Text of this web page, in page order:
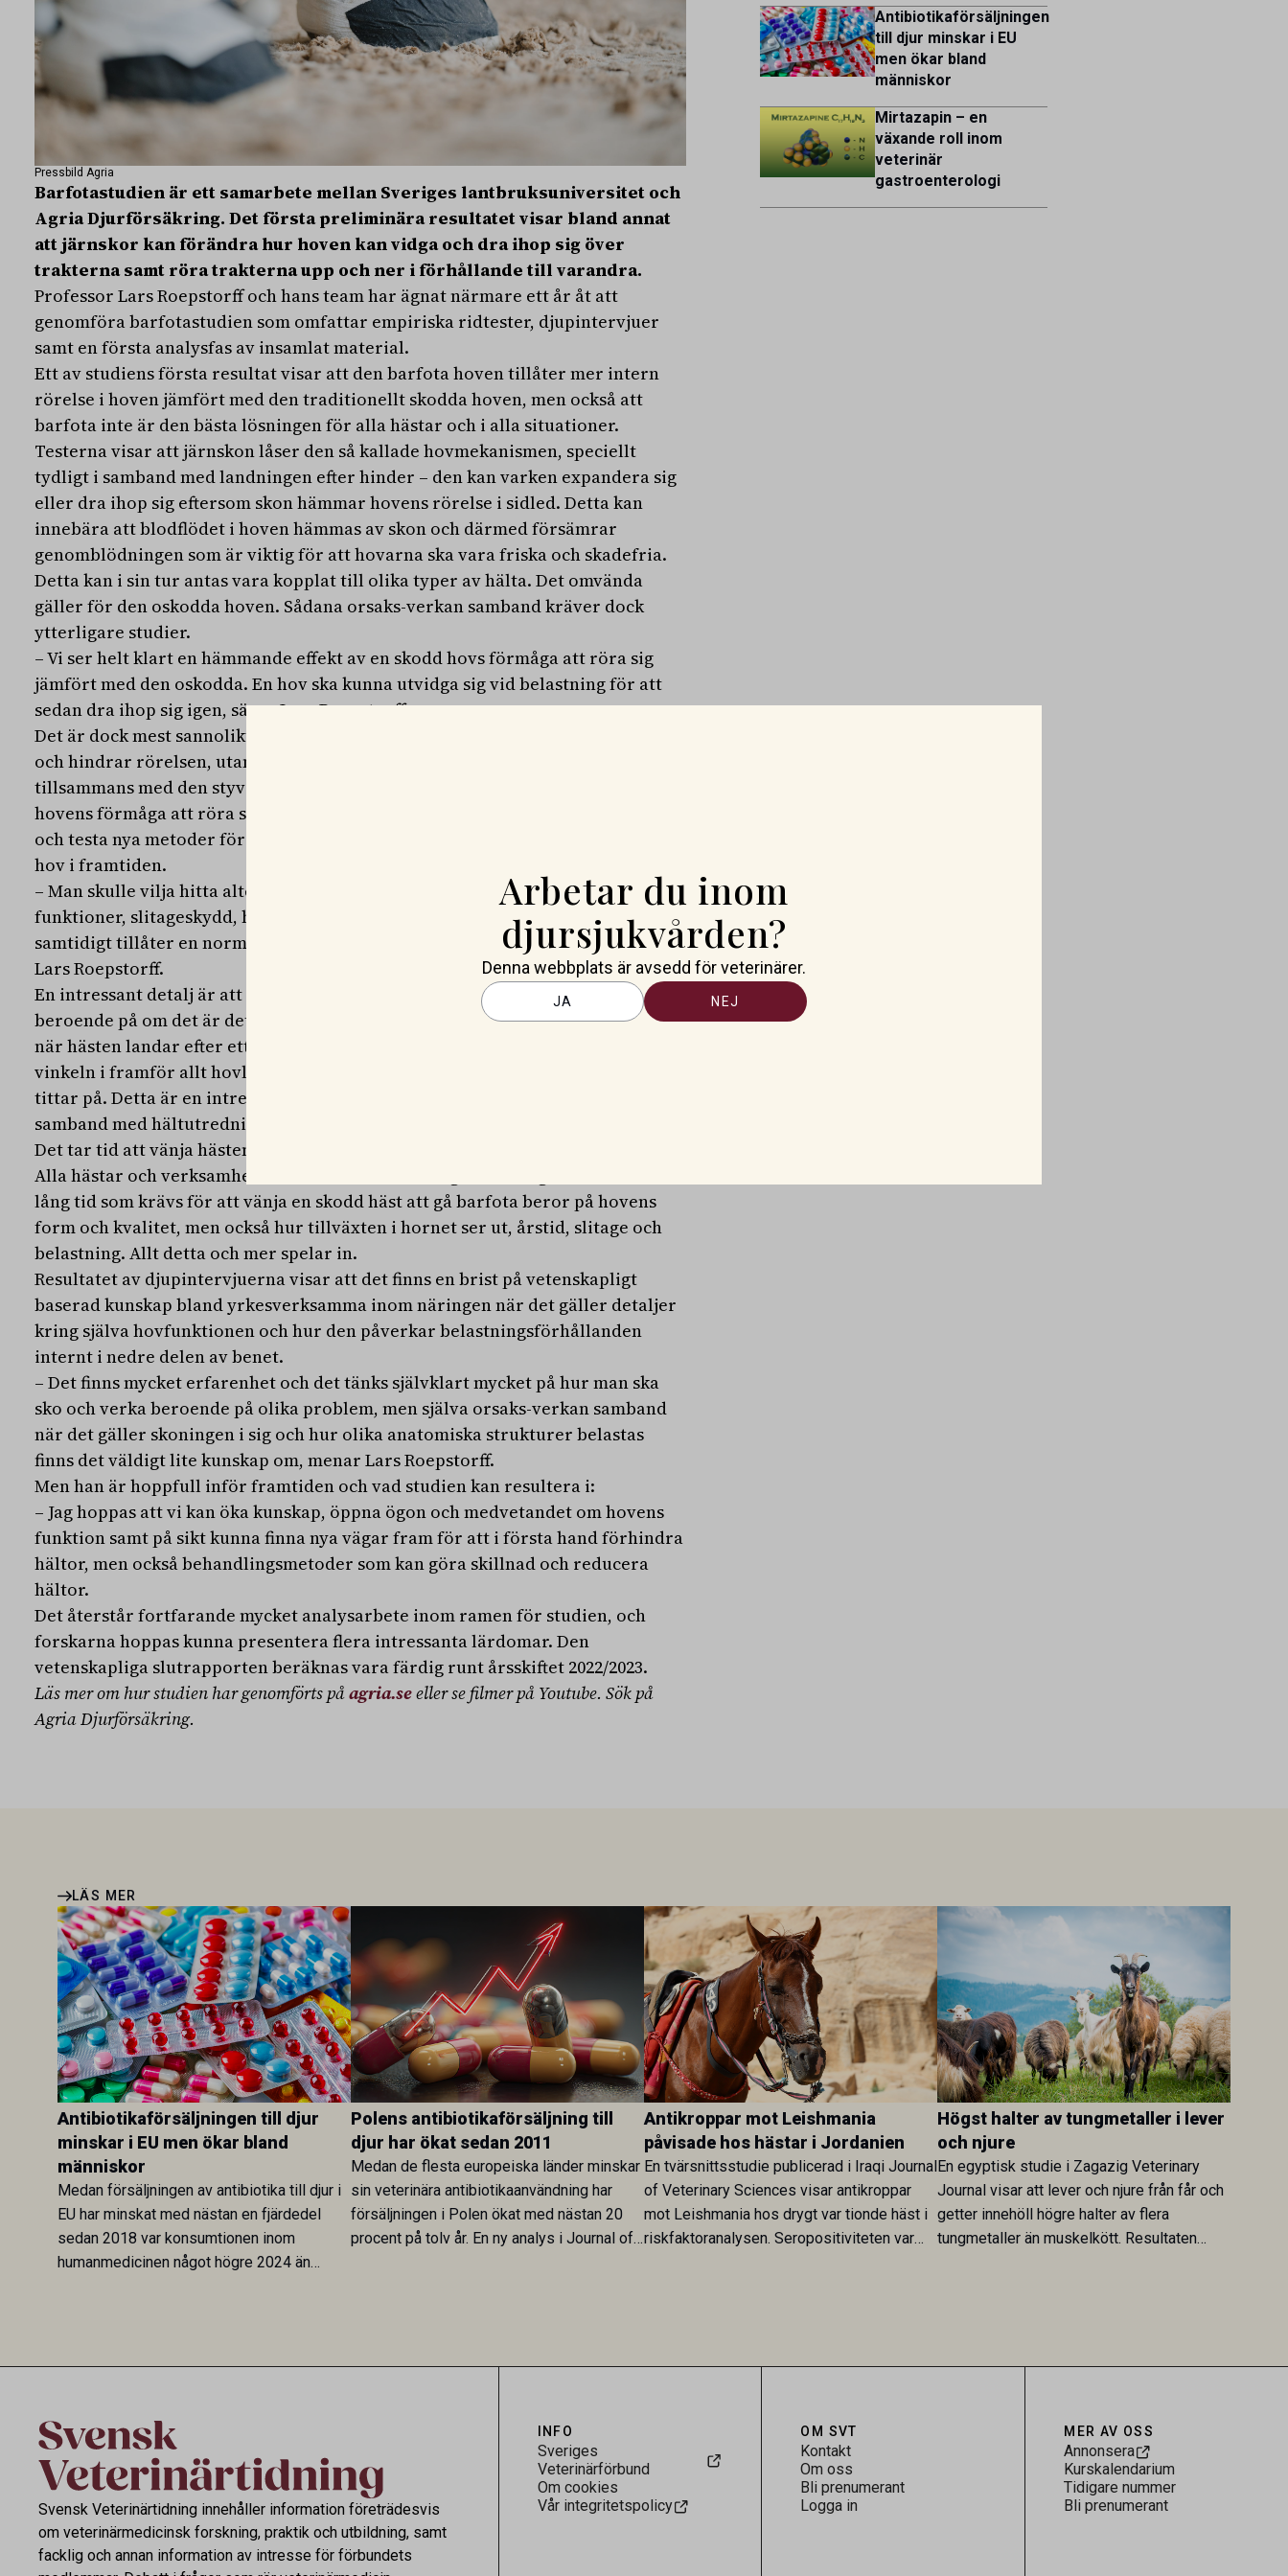
Pressbild Agria
Barfotastudien är ett samarbete mellan Sveriges lantbruksuniversitet och
Agria Djurförsäkring. Det första preliminära resultatet visar bland annat
att järnskor kan förändra hur hoven kan vidga och dra ihop sig över
trakterna samt röra trakterna upp och ner i förhållande till varandra.
Professor Lars Roepstorff och hans team har ägnat närmare ett år åt att
genomföra barfotastudien som omfattar empiriska ridtester, djupintervjuer
samt en första analysfas av insamlat material.
Ett av studiens första resultat visar att den barfota hoven tillåter mer intern
rörelse i hoven jämfört med den traditionellt skodda hoven, men också att
barfota inte är den bästa lösningen för alla hästar och i alla situationer.
Testerna visar att järnskon låser den så kallade hovmekanismen, speciellt
tydligt i samband med landningen efter hinder – den kan varken expandera sig
eller dra ihop sig eftersom skon hämmar hovens rörelse i sidled. Detta kan
innebära att blodflödet i hoven hämmas av skon och därmed försämrar
genomblödningen som är viktig för att hovarna ska vara friska och skadefria.
Detta kan i sin tur antas vara kopplat till olika typer av hälta. Det omvända
gäller för den oskodda hoven. Sådana orsaks-verkan samband kräver dock
ytterligare studier.
– Vi ser helt klart en hämmande effekt av en skodd hovs förmåga att röra sig
jämfört med den oskodda. En hov ska kunna utvidga sig vid belastning för att
sedan dra ihop sig igen, säger Lars Roepstorff.
Det är dock mest sannolikt att det inte är skon i sig själv som är boven i dramat
och hindrar rörelsen, utan orsaken är snarare hur sömmarna sitter fast i hoven
tillsammans med den styva skon. Sömmen, tillsammans med skon, påverkar
hovens förmåga att röra sig. Detta öppnar intressanta möjligheter att utveckla
och testa nya metoder för hur man konstruerar och fäster beslag på hästens
hov i framtiden.
– Man skulle vilja hitta alternativ till järnskor som klarar skoningens viktigaste
funktioner, slitageskydd, halkskydd och skydd mot punktbelastning, men
samtidigt tillåter en normal funktion av hoven. Det tror jag är framtiden, säger
Lars Roepstorff.
En intressant detalj är att det är stor skillnad på hur hovvidgningen ser ut
beroende på om det är det ledande eller följande benet/hoven man tittar på
när hästen landar efter ett hopp. Den logiska förklaringen till detta är att
vinkeln i framför allt hovleden blir väldigt olika beroende på vilket ben man
tittar på. Detta är en intressant iakttagelse som man kan använda sig av i
samband med hältutredningar.
Det tar tid att vänja hästen att gå utan skor om hästägaren väljer den vägen.
Alla hästar och verksamheter har inte förutsättningar för att gå barfota. Hur
lång tid som krävs för att vänja en skodd häst att gå barfota beror på hovens
form och kvalitet, men också hur tillväxten i hornet ser ut, årstid, slitage och
belastning. Allt detta och mer spelar in.
Resultatet av djupintervjuerna visar att det finns en brist på vetenskapligt
baserad kunskap bland yrkesverksamma inom näringen när det gäller detaljer
kring själva hovfunktionen och hur den påverkar belastningsförhållanden
internt i nedre delen av benet.
– Det finns mycket erfarenhet och det tänks självklart mycket på hur man ska
sko och verka beroende på olika problem, men själva orsaks-verkan samband
när det gäller skoningen i sig och hur olika anatomiska strukturer belastas
finns det väldigt lite kunskap om, menar Lars Roepstorff.
Men han är hoppfull inför framtiden och vad studien kan resultera i:
– Jag hoppas att vi kan öka kunskap, öppna ögon och medvetandet om hovens
funktion samt på sikt kunna finna nya vägar fram för att i första hand förhindra
hältor, men också behandlingsmetoder som kan göra skillnad och reducera
hältor.
Det återstår fortfarande mycket analysarbete inom ramen för studien, och
forskarna hoppas kunna presentera flera intressanta lärdomar. Den
vetenskapliga slutrapporten beräknas vara färdig runt årsskiftet 2022/2023.
Läs mer om hur studien har genomförts påagria.seeller se filmer på Youtube. Sök på
Agria Djurförsäkring.
Antibiotikaförsäljningen
till djur minskar i EU
men ökar bland
människor
Mirtazapin – en
växande roll inom
veterinär
gastroenterologi
LÄS MER
Antibiotikaförsäljningen till djur
minskar i EU men ökar bland
människor
Medan försäljningen av antibiotika till djur i
EU har minskat med nästan en fjärdedel
sedan 2018 var konsumtionen inom
humanmedicinen något högre 2024 än
Polens antibiotikaförsäljning till
djur har ökat sedan 2011
Medan de flesta europeiska länder minskar
sin veterinära antibiotikaanvändning har
försäljningen i Polen ökat med nästan 20
procent på tolv år. En ny analys i Journal of
Antikroppar mot Leishmania
påvisade hos hästar i Jordanien
En tvärsnittsstudie publicerad i Iraqi Journal
of Veterinary Sciences visar antikroppar
mot Leishmania hos drygt var tionde häst i
riskfaktoranalysen. Seropositiviteten var
Högst halter av tungmetaller i lever
och njure
En egyptisk studie i Zagazig Veterinary
Journal visar att lever och njure från får och
getter innehöll högre halter av flera
tungmetaller än muskelkött. Resultaten
Svensk Veterinärtidning innehåller information företrädesvis
om veterinärmedicinsk forskning, praktik och utbildning, samt
facklig och annan information av intresse för förbundets
INFO
Sveriges
Veterinärförbund
Om cookies
Vår integritetspolicy
OM SVT
Kontakt
Om oss
Bli prenumerant
Logga in
MER AV OSS
Annonsera
Kurskalendarium
Tidigare nummer
Bli prenumerant
Arbetar du inom
djursjukvården?
Denna webbplats är avsedd för veterinärer.
JA NEJ